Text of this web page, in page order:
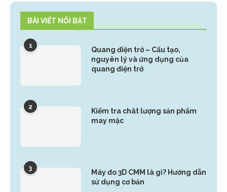
BÀI VIẾT NỔI BẬT
1
Quang điện trở – Cấu tạo,
nguyên lý và ứng dụng của
quang điện trở
2
Kiểm tra chât lượng sản phẩm
may mặc
3
Máy đo 3D CMM là gì? Hướng dẫn
sử dụng cơ bản